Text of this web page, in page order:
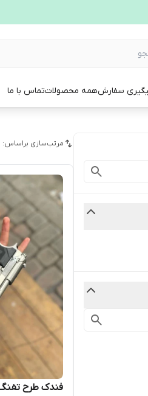
سفارشهمه محصولاتتماس با ما
مرتب‌سازی براساس:
فندک طرح